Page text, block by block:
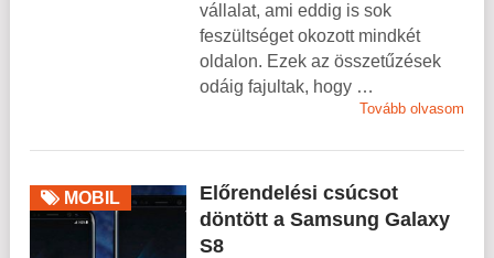
vállalat, ami eddig is sok
feszültséget okozott mindkét
oldalon. Ezek az összetűzések
odáig fajultak, hogy …
Tovább olvasom
MOBIL
Előrendelési csúcsot
döntött a Samsung Galaxy
S8